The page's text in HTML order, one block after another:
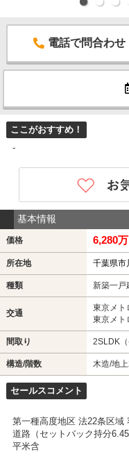
電話で問合わせ
ここがおすすめ！
-
基本情報
価格 6,280
所在地 千葉県市
種類 新築一戸
交通
東京メト
東京メト
間取り 2SLDK（-
構造/階数 木造/地
セールスコメント
第一種高度地区 法22条区域
道路（セットバック持分
平米含